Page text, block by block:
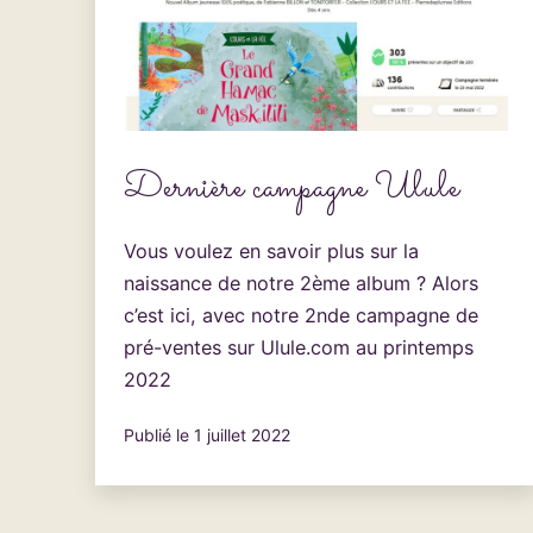
Dernière campagne Ulule
Vous voulez en savoir plus sur la
naissance de notre 2ème album ? Alors
c’est ici, avec notre 2nde campagne de
pré-ventes sur Ulule.com au printemps
2022
Publié le 1 juillet 2022